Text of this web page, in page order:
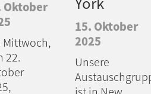
Oktober
Mittwoch,
22.
15. Oktober
2025
Unsere